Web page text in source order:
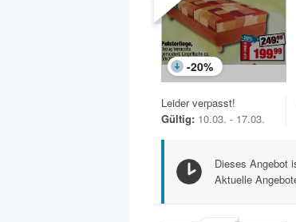
-20%
Leider verpasst!
Gültig: 10.03. - 17.03.
Dieses Angebot
Aktuelle